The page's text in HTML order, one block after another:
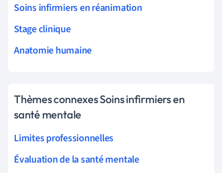
Soins infirmiers en réanimation
Stage clinique
Anatomie humaine
Thèmes connexes Soins infirmiers en
santé mentale
Limites professionnelles
Évaluation de la santé mentale